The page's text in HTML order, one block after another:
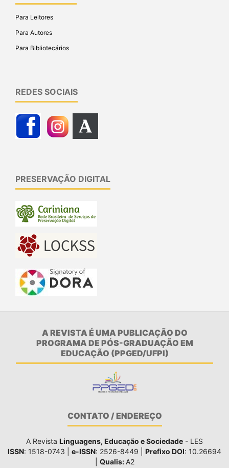
Para Leitores
Para Autores
Para Bibliotecários
REDES SOCIAIS
PRESERVAÇÃO DIGITAL
A REVISTA É UMA PUBLICAÇÃO DO
PROGRAMA DE PÓS-GRADUAÇÃO EM
EDUCAÇÃO (PPGED/UFPI)
CONTATO / ENDEREÇO
A Revista Linguagens, Educação e Sociedade - LES
ISSN: 1518-0743 | e-ISSN: 2526-8449 | Prefixo DOI: 10.26694
Qualis: A2